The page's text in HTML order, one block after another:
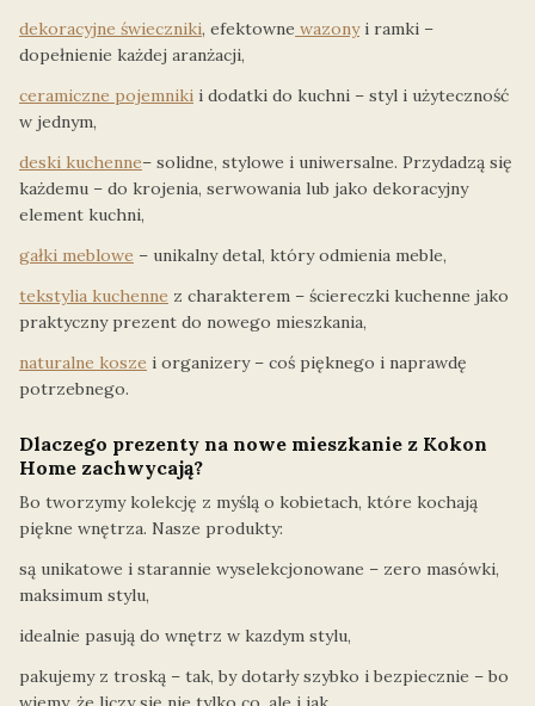
dekoracyjne świeczniki, efektowne wazonyi ramki –
dopełnienie każdej aranżacji,
ceramiczne pojemniki i dodatki do kuchni – styl i użyteczność
w jednym,
deski kuchenne– solidne, stylowe i uniwersalne. Przydadzą się
każdemu – do krojenia, serwowania lub jako dekoracyjny
element kuchni,
gałki meblowe – unikalny detal, który odmienia meble,
tekstylia kuchenne z charakterem – ściereczki kuchenne jako
praktyczny prezent do nowego mieszkania,
naturalne kosze i organizery – coś pięknego i naprawdę
potrzebnego.
Dlaczego prezenty na nowe mieszkanie z Kokon
Home zachwycają?
Bo tworzymy kolekcję z myślą o kobietach, które kochają
piękne wnętrza. Nasze produkty:
są unikatowe i starannie wyselekcjonowane – zero masówki,
maksimum stylu,
idealnie pasują do wnętrz w kazdym stylu,
pakujemy z troską – tak, by dotarły szybko i bezpiecznie – bo